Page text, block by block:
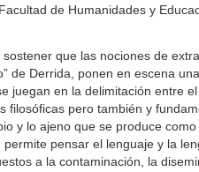
de Humanidades y
que las nociones de
de Derrida, ponen en escena
juegan en la delimitación entre
filosóficas pero también y
y lo ajeno que se produce
pensar el lenguaje y la
a la contaminación, la